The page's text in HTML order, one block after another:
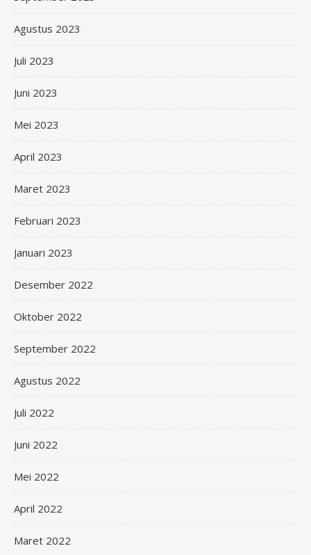
Agustus 2023
Juli 2023
Juni 2023
Mei 2023
April 2023
Maret 2023
Februari 2023
Januari 2023
Desember 2022
Oktober 2022
September 2022
Agustus 2022
Juli 2022
Juni 2022
Mei 2022
April 2022
Maret 2022